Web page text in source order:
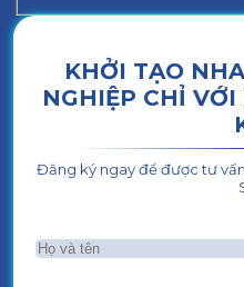
KHỞI TẠO
NGHIỆP CHỈ
Đăng ký ngay để được tư